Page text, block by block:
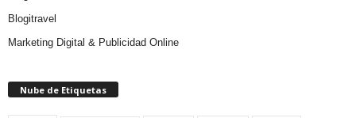
Blogitravel
Marketing Digital & Publicidad Online
Nube de Etiquetas